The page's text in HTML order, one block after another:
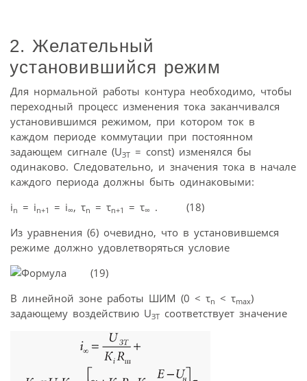
2. Желательный
установившийся режим
Для нормальной работы контура необходимо, чтобы
переходный процесс изменения тока заканчивался
установившимся режимом, при котором ток в
каждом периоде коммутации при постоянном
задающем сигнале (UЗТ = const) изменялся бы
одинаково. Следовательно, и значения тока в начале
каждого периода должны быть одинаковыми:
in = in+1 = i∞, τn = τn+1 = τ∞ . (18)
Из уравнения (6) очевидно, что в установившемся
режиме должно удовлетворяться условие
(19)
В линейной зоне работы ШИМ (0 < τn < τmax)
задающему воздействию UЗТ соответствует значение